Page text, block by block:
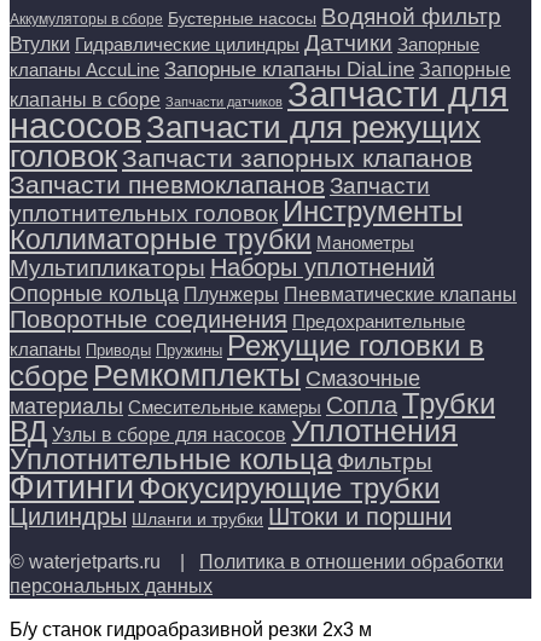
Аккумуляторы в сборе Бустерные насосы Водяной фильтр
Втулки Гидравлические цилиндры Датчики Запорные
клапаны AccuLine Запорные клапаны DiaLine Запорные
клапаны в сборе Запчасти датчиков Запчасти для
насосов Запчасти для режущих
головок Запчасти запорных клапанов
Запчасти пневмоклапанов Запчасти
уплотнительных головок Инструменты
Коллиматорные трубки Манометры
Мультипликаторы Наборы уплотнений
Опорные кольца Плунжеры Пневматические клапаны
Поворотные соединения Предохранительные
клапаны Приводы Пружины Режущие головки в
сборе Ремкомплекты Смазочные
материалы Смесительные камеры СоплаТрубки
ВД Узлы в сборе для насосов Уплотнения
Уплотнительные кольца Фильтры
Фитинги Фокусирующие трубки
Цилиндры Шланги и трубки Штоки и поршни
© waterjetparts.ru |
Политика в отношении обработки
персональных данных
Б/у станок гидроабразивной резки 2х3 м